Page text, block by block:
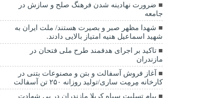
ضرورت نهادینه شدن فرهنگ صلح و سازش در
جامعه
شهدا مظهر صبر و بصیرت هستند/ ملت ایران به
شهید اسماعیل هنیه امتیاز بالایی دادند.
تاکید بر اجرای هدفمند طرح ملی فتحان در
مازندران
آغاز فروش آسفالت و بتن و مصنوعات بتنی در
کارخانه مِرمِت ساری/تولید روزانه ۲۵۰ تن آسفالت
پیام تسلیت سپاه کربلا مازندران در پی شهادت